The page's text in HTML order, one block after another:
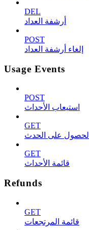
DEL
أرشفة العداد
POST
إلغاء أرشفة العداد
Usage Events
POST
استيعاب الأحداث
GET
الحصول على الحدث
GET
قائمة الأحداث
Refunds
GET
قائمة المرتجعات